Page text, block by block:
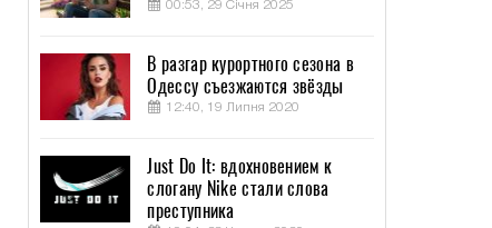
00:53, 29 Січня 2025
В разгар курортного сезона в
Одессу съезжаются звёзды
12:40, 19 Липня 2020
Just Do It: вдохновением к
слогану Nike стали слова
преступника